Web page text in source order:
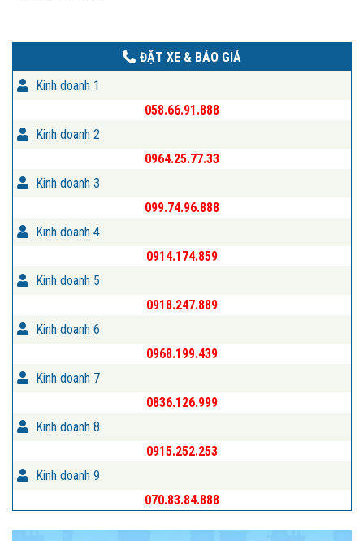
ĐẶT XE & BÁO GIÁ
Kinh doanh 1
058.66.91.888
Kinh doanh 2
0964.25.77.33
Kinh doanh 3
099.74.96.888
Kinh doanh 4
0914.174.859
Kinh doanh 5
0918.247.889
Kinh doanh 6
0968.199.439
Kinh doanh 7
0836.126.999
Kinh doanh 8
0915.252.253
Kinh doanh 9
070.83.84.888